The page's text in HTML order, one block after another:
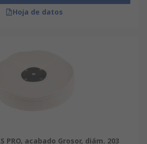
Hoja de datos
PRO, acabado Grosor, diám. 203